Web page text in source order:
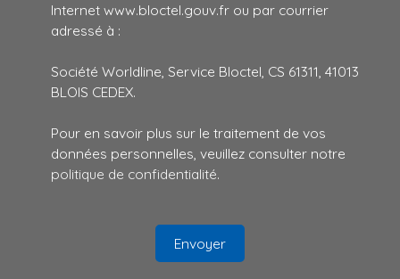
Internet www.bloctel.gouv.fr ou par courrier
adressé à :
Société Worldline, Service Bloctel, CS 61311, 41013
BLOIS CEDEX.
Pour en savoir plus sur le traitement de vos
données personnelles, veuillez consulter notre
politique de confidentialité.
Envoyer